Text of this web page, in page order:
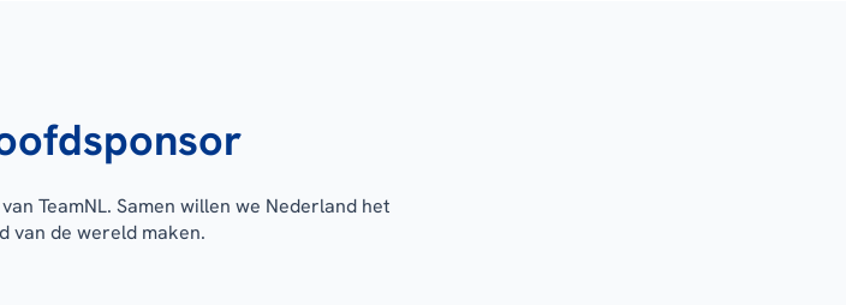
TeamNL. Samen willen we Nederland het
van de wereld maken.